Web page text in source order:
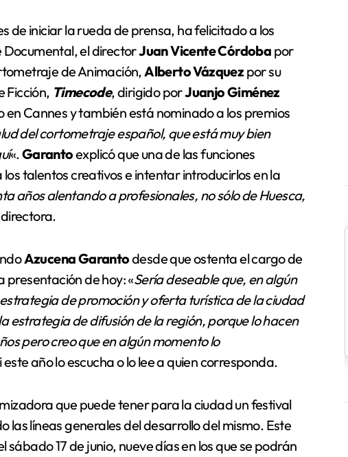
de iniciar la rueda de prensa, ha felicitado a los
Documental, el directorJuan Vicente Córdoba por
de Animación,Alberto Vázquez por su
Ficción, Timecode, dirigido porJuanjo Giménez
Cannes y también está nominado a los premios
del cortometraje español, que está muy bien
«.Garantoexplicó que una de las funciones
talentos creativos e intentar introducirlos en la
años alentando a profesionales, no sólo de Huesca,
Azucena Garantodesde que ostenta el cargo de
presentación de hoy: «Sería deseable que, en algún
de promoción y oferta turística de la ciudad
estrategia de difusión de la región, porque lo hacen
pero creo que en algún momento lo
año lo escucha o lo lee a quien corresponda.
que puede tener para la ciudad un festival
las líneas generales del desarrollo del mismo. Este
17 de junio, nueve días en los que se podrán